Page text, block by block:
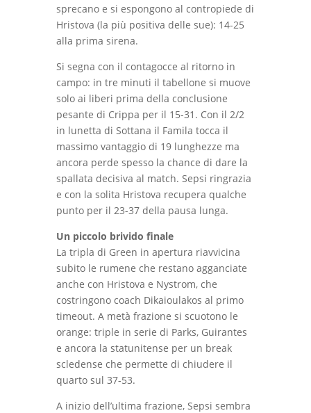
sprecano e si espongono al contropiede di
Hristova (la più positiva delle sue): 14-25
alla prima sirena.
Si segna con il contagocce al ritorno in
campo: in tre minuti il tabellone si muove
solo ai liberi prima della conclusione
pesante di Crippa per il 15-31. Con il 2/2
in lunetta di Sottana il Famila tocca il
massimo vantaggio di 19 lunghezze ma
ancora perde spesso la chance di dare la
spallata decisiva al match. Sepsi ringrazia
e con la solita Hristova recupera qualche
punto per il 23-37 della pausa lunga.
Un piccolo brivido finale
La tripla di Green in apertura riavvicina
subito le rumene che restano agganciate
anche con Hristova e Nystrom, che
costringono coach Dikaioulakos al primo
timeout. A metà frazione si scuotono le
orange: triple in serie di Parks, Guirantes
e ancora la statunitense per un break
scledense che permette di chiudere il
quarto sul 37-53.
A inizio dell’ultima frazione, Sepsi sembra